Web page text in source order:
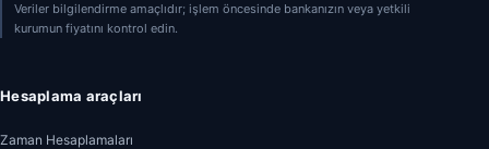
Veriler bilgilendirme amaçlıdır; işlem öncesinde bankanızın veya yetkili
kurumun fiyatını kontrol edin.
Hesaplama araçları
Zaman Hesaplamaları